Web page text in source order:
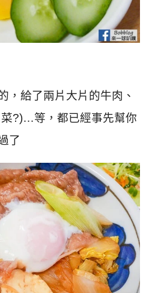
，給了兩片大片的牛肉、
?)…等，都已經事先幫你
了